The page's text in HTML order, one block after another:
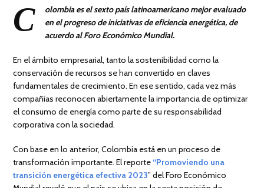
C
olombia es el sexto país latinoamericano mejor evaluado
en el progreso de iniciativas de eficiencia energética, de
acuerdo al Foro Económico Mundial.
En el ámbito empresarial, tanto la sostenibilidad como la
conservación de recursos se han convertido en claves
fundamentales de crecimiento. En ese sentido, cada vez más
compañías reconocen abiertamente la importancia de optimizar
el consumo de energía como parte de su responsabilidad
corporativa con la sociedad.
Con base en lo anterior, Colombia está en un proceso de
transformación importante. El reporte “Promoviendo una
transición energética efectiva 2023” del Foro Económico